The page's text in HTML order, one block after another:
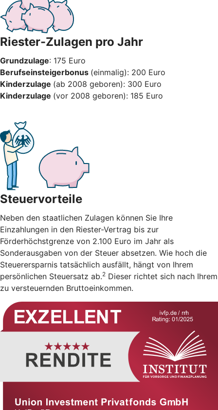
Riester-Zulagen pro Jahr
Grundzulage: 175 Euro
Berufseinsteigerbonus (einmalig): 200 Euro
Kinderzulage (ab 2008 geboren): 300 Euro
Kinderzulage (vor 2008 geboren): 185 Euro
Steuervorteile
Neben den staatlichen Zulagen können Sie Ihre
Einzahlungen in den Riester-Vertrag bis zur
Förderhöchstgrenze von 2.100 Euro im Jahr als
Sonderausgaben von der Steuer absetzen. Wie hoch die
Steuerersparnis tatsächlich ausfällt, hängt von Ihrem
persönlichen Steuersatz ab.2 Dieser richtet sich nach Ihrem
zu versteuernden Bruttoeinkommen.